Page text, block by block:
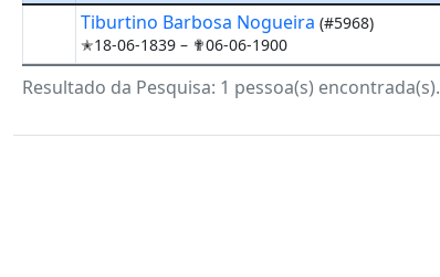
Tiburtino Barbosa Nogueira (#5968)
✭18-06-1839 – ✟06-06-1900
Resultado da Pesquisa: 1 pessoa(s) encontrada(s).